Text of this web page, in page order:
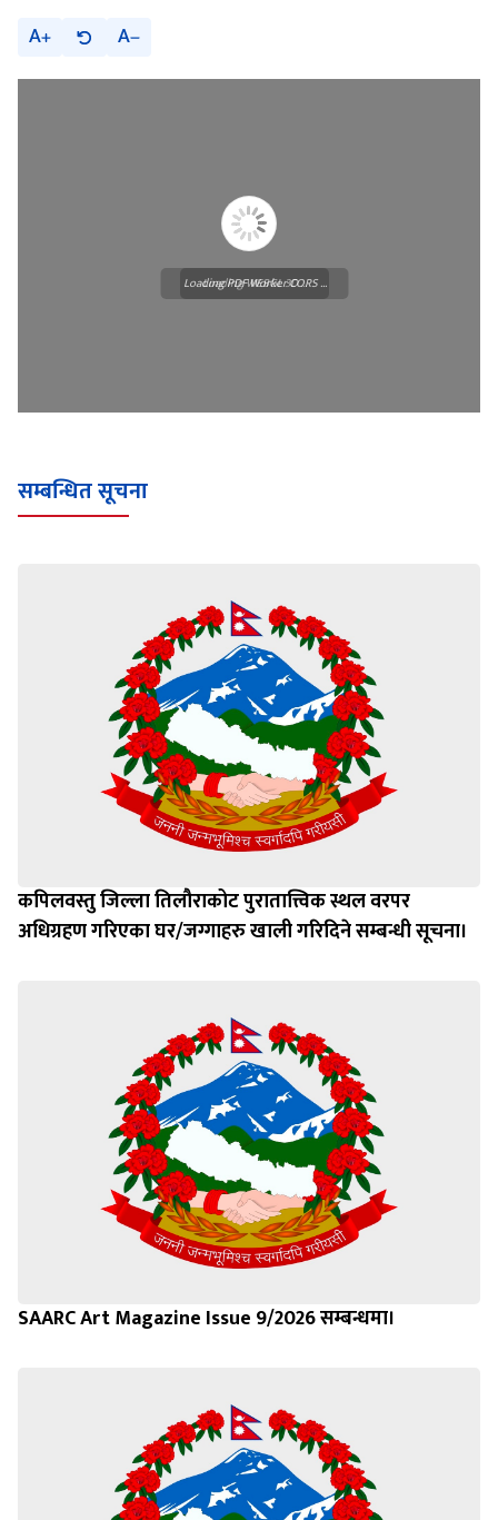
A A
Loading WEBGL 3D ...
Loading PDF Worker CORS ...
सम्बन्धित सूचना
कपिलवस्तु जिल्ला तिलौराकोट पुरातात्त्विक स्थल वरपर
अधिग्रहण गरिएका घर/जग्गाहरु खाली गरिदिने सम्बन्धी सूचना।
SAARC Art Magazine Issue 9/2026 सम्बन्धमा।